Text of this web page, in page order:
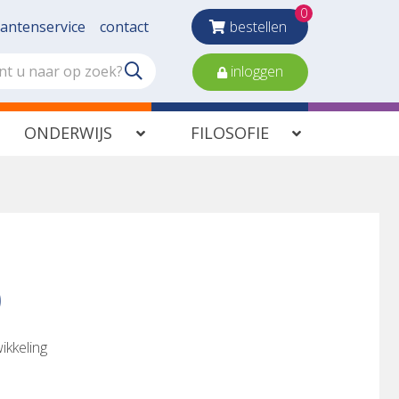
contact bestellen
0
inloggen
ONDERWIJS FILOSOFIE